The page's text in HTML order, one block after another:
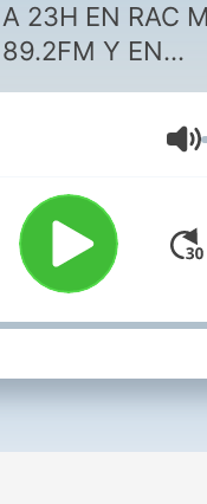
A 23H EN RAC
89.2FM Y EN